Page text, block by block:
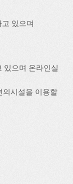
있으며
있으며 온라인실
의시설을 이용할